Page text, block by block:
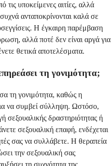
τις υποκείμενες αιτίες, αλλά
ανταποκρίνονται καλά σε
Η έγκαιρη παρέμβαση
αλλά ποτέ δεν είναι αργά για
θετικά αποτελέσματα.
τη γονιμότητα;
τη γονιμότητα, καθώς η
να συμβεί σύλληψη. Ωστόσο,
σεξουαλικής δραστηριότητας ή
σεξουαλική επαφή, ενδέχεται
σας να συλλάβετε. Η θεραπεία
την σεξουαλική σας
τη συχνότητα της